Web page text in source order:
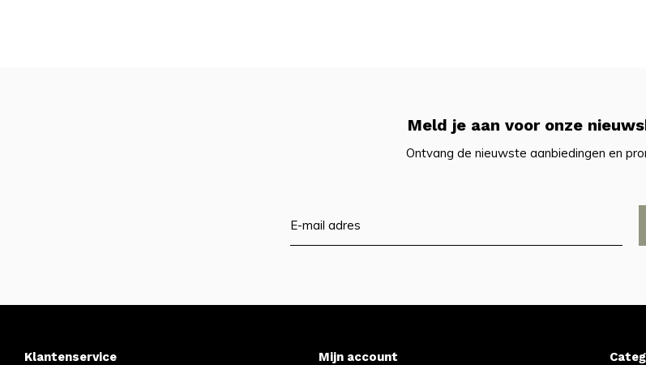
Meld je aan voor onze
Ontvang de nieuwste aanbiedingen en
Klantenservice Mijn account